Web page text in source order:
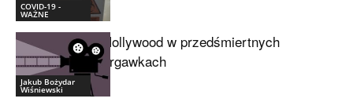
COVID-19 -
WAŻNE
Jakub Bożydar
Wiśniewski
Hollywood w przedśmiertnych
drgawkach